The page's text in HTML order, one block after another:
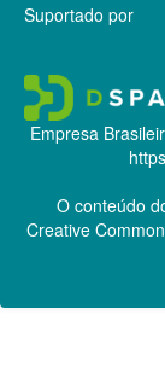
Suportado por
Empresa
O conteúdo
Creative